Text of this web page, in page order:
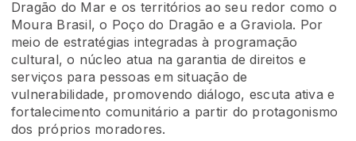
Dragão do Mar e os territórios ao seu redor como o
Moura Brasil, o Poço do Dragão e a Graviola. Por
meio de estratégias integradas à programação
cultural, o núcleo atua na garantia de direitos e
serviços para pessoas em situação de
vulnerabilidade, promovendo diálogo, escuta ativa e
fortalecimento comunitário a partir do protagonismo
dos próprios moradores.